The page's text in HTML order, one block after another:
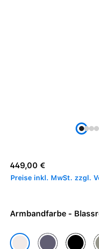
Regulärer Preis:
449,00 €
Preise inkl. MwSt. zzgl.
Armbandfarbe -
BlassrosaNebelviolett
Schwarz